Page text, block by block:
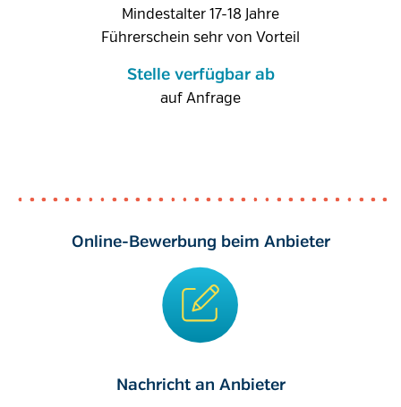
Mindestalter 17-18 Jahre
Führerschein sehr von Vorteil
Stelle verfügbar ab
auf Anfrage
Online-Bewerbung beim Anbieter
Nachricht an Anbieter